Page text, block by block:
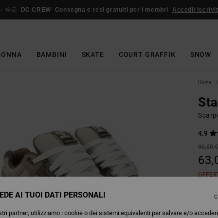
🤟🏻 DC CREW Consegna e resi gratuiti per i membri Accedi/
BAMBINI SKATE COURT GRAFFIK SNOW
Home
4.9
90,00 €
AI TUOI DATI PERSONALI
partner, utilizziamo i cookie o dei sistemi equivalenti per salvare e/o